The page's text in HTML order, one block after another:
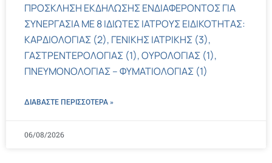
ΠΡΟΣΚΛΗΣΗ ΕΚΔΗΛΩΣΗΣ ΕΝΔΙΑΦΕΡΟΝΤΟΣ ΓΙΑ
ΣΥΝΕΡΓΑΣΙΑ ΜΕ 8 ΙΔΙΩΤΕΣ ΙΑΤΡΟΥΣ ΕΙΔΙΚΟΤΗΤΑΣ:
ΚΑΡΔΙΟΛΟΓΙΑΣ (2), ΓΕΝΙΚΗΣ ΙΑΤΡΙΚΗΣ (3),
ΓΑΣΤΡΕΝΤΕΡΟΛΟΓΙΑΣ (1), ΟΥΡΟΛΟΓΙΑΣ (1),
ΠΝΕΥΜΟΝΟΛΟΓΙΑΣ – ΦΥΜΑΤΙΟΛΟΓΙΑΣ (1)
ΔΙΑΒΑΣΤΕ ΠΕΡΙΣΣΌΤΕΡΑ »
06/08/2026